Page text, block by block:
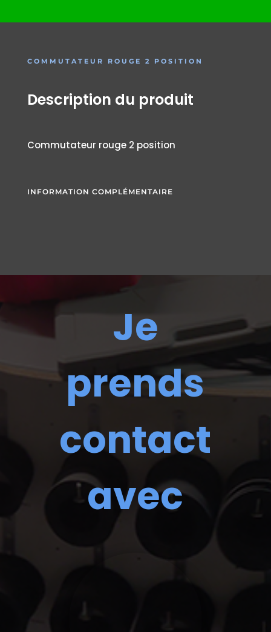
COMMUTATEUR ROUGE 2 POSITION
Description du produit
Commutateur rouge 2 position
INFORMATION COMPLÉMENTAIRE
Je
prends
contact
avec